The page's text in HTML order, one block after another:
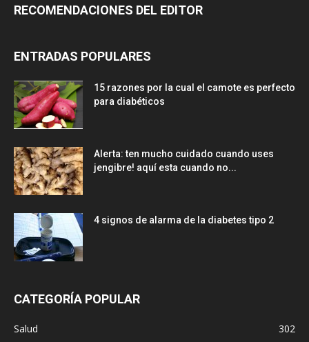
RECOMENDACIONES DEL EDITOR
ENTRADAS POPULARES
15 razones por la cual el camote es perfecto
para diabéticos
Alerta: ten mucho cuidado cuando uses
jengibre! aquí esta cuando no...
4 signos de alarma de la diabetes tipo 2
CATEGORÍA POPULAR
Salud
302